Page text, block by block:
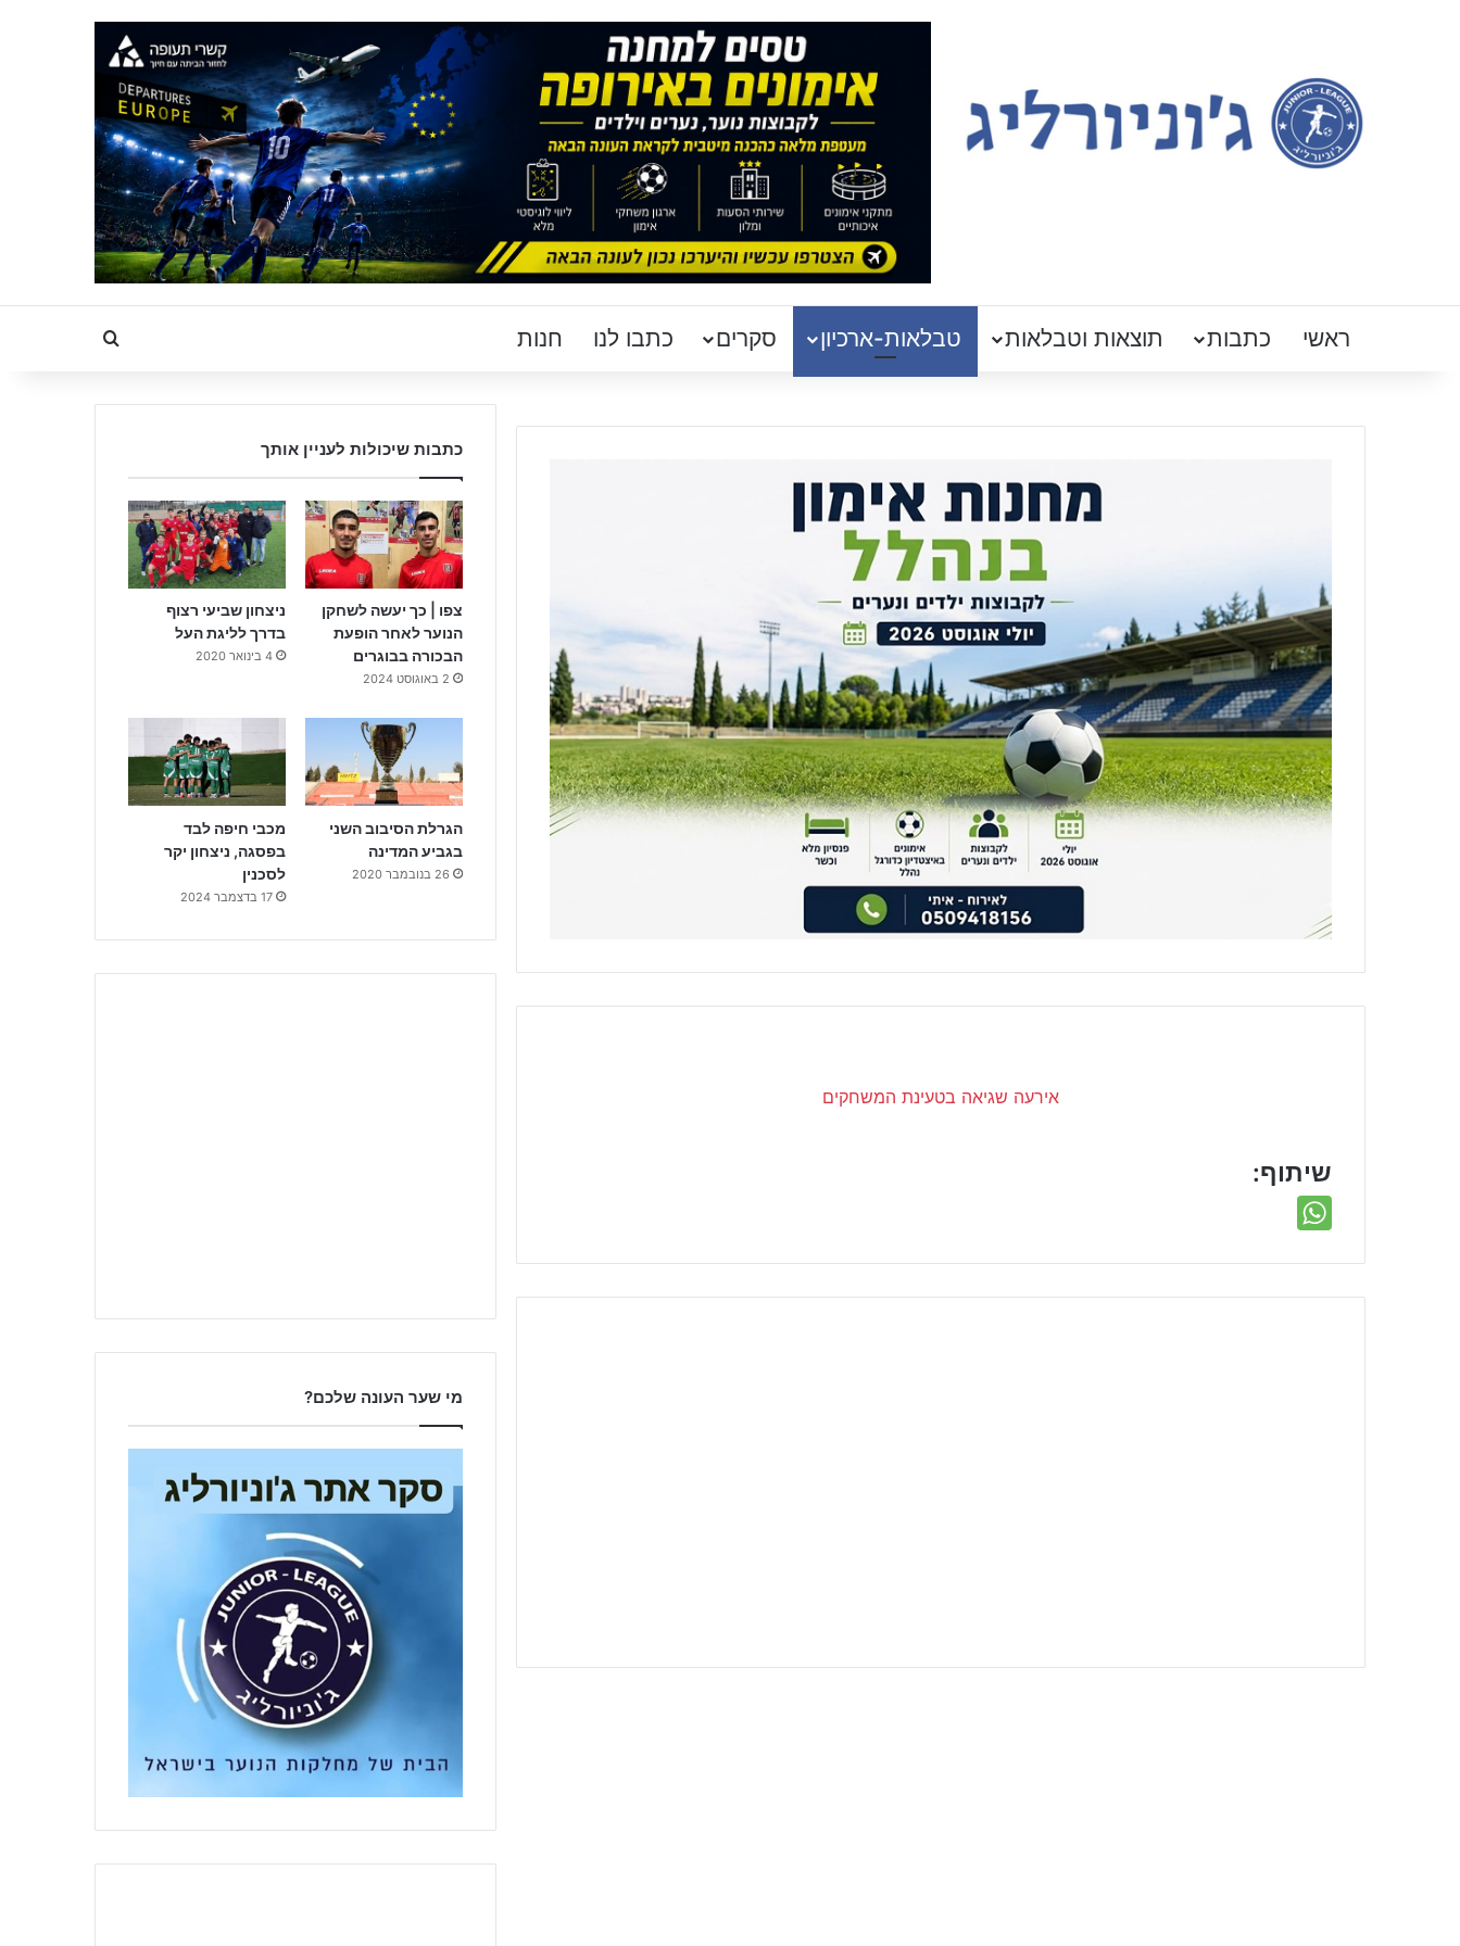
ראשי כתבות תוצאות וטבלאות טבלאות-ארכיון סקרים כתבו לנו חנות Search for
שיתוף:
כתבות שיכולות לעניין אותך
צפו | כך יעשה לשחקן
הנוער לאחר הופעת
הבכורה בבוגרים
2 באוגוסט 2024
ניצחון שביעי רצוף
בדרך לליגת העל
4 בינואר 2020
הגרלת הסיבוב השני
בגביע המדינה
26 בנובמבר 2020
מכבי חיפה לבד
בפסגה, ניצחון יקר
לסכנין
17 בדצמבר 2024
מי שער העונה שלכם?